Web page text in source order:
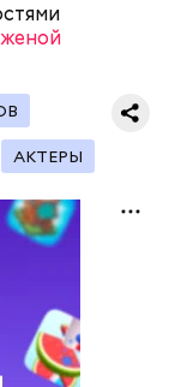
АКТЕРЫ
— это
что
муж и жена
выполняет
забивает